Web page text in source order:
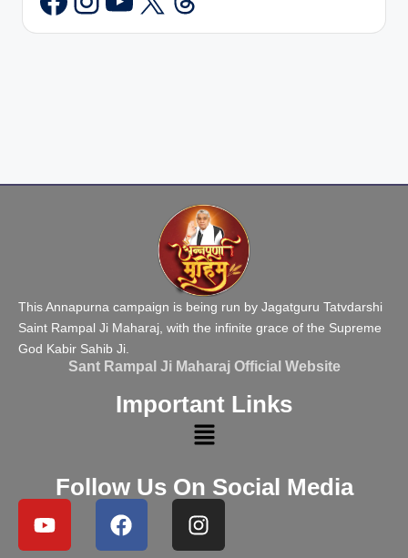
This Annapurna campaign is being run by Jagatguru Tatvdarshi
Saint Rampal Ji Maharaj, with the infinite grace of the Supreme
God Kabir Sahib Ji.
Sant Rampal Ji Maharaj Official Website
Important Links
Follow Us On Social Media